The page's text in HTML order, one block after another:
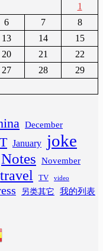
1
6 7
8
13 14
15
20 21
22
27 28
29
December
January joke
Notes November
travel TV video
另类其它 我的列表